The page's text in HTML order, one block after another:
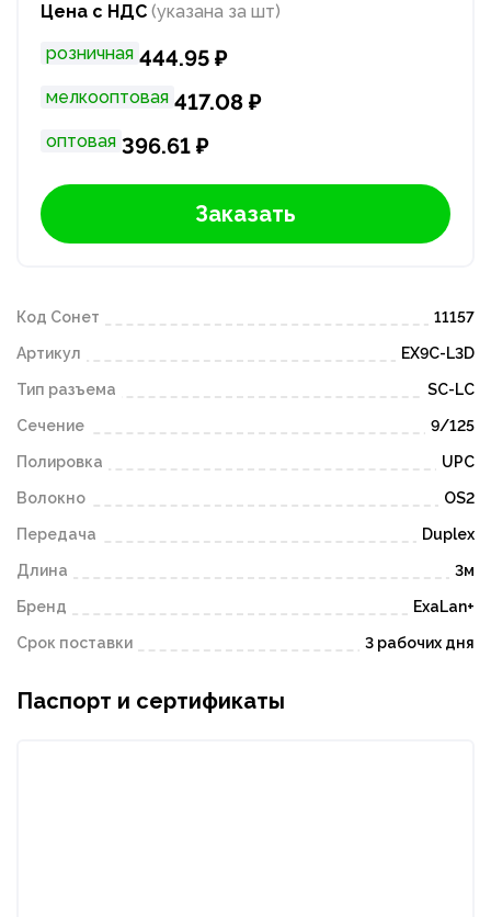
Цена с НДС (указана за шт)
розничная 444.95 ₽
мелкооптовая 417.08 ₽
оптовая 396.61 ₽
Заказать
Код Сонет 11157
Артикул EX9C-L3D
Тип разъема SC-LC
Сечение 9/125
Полировка UPC
Волокно OS2
Передача Duplex
Длина 3м
Бренд ExaLan+
Срок поставки 3 рабочих дня
Паспорт и сертификаты